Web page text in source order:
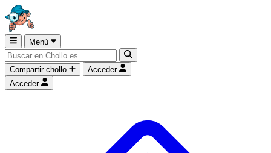
Menú
Compartir chollo
Acceder
Acceder